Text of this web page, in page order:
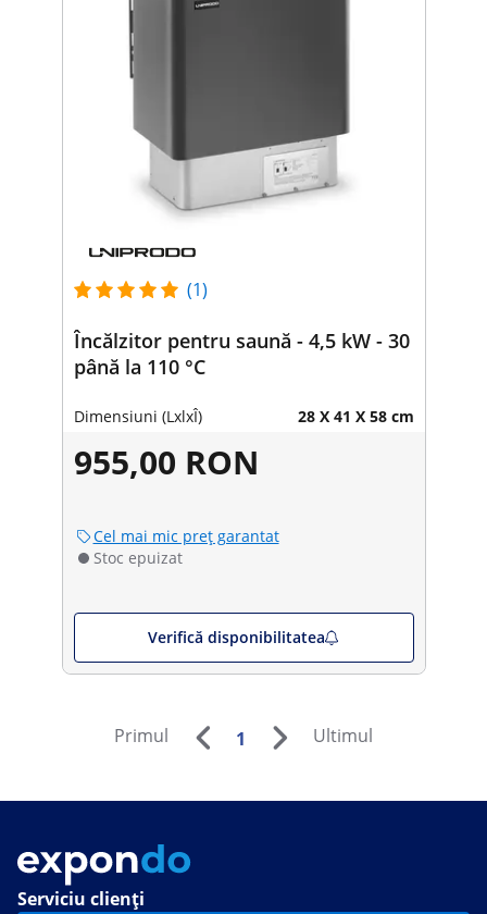
(1)
Încălzitor pentru saună - 4,5 kW - 30
până la 110 °C
Dimensiuni (LxlxÎ) 28 X 41 X 58 cm
955,00 RON
Cel mai mic preț garantat
Stoc epuizat
Verifică disponibilitatea
Primul 1 Ultimul
Serviciu clienți